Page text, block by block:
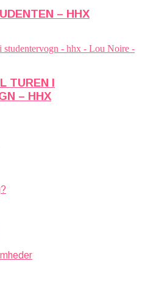
– HHX
TUREN I
– HHX